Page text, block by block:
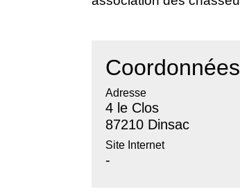
Adresse
4 le Clos
87210 Dinsac
Site Internet
-